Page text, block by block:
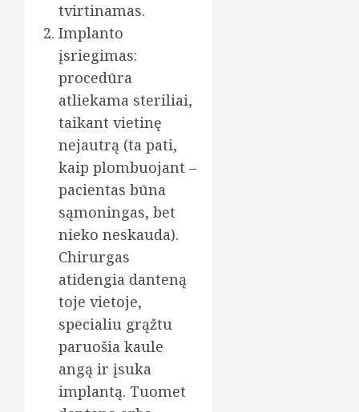
tvirtinamas.
Implanto
įsriegimas:
procedūra
atliekama steriliai,
taikant vietinę
nejautrą (ta pati,
kaip plombuojant –
pacientas būna
sąmoningas, bet
nieko neskauda).
Chirurgas
atidengia danteną
toje vietoje,
specialiu grąžtu
paruošia kaule
angą ir įsuka
implantą. Tuomet